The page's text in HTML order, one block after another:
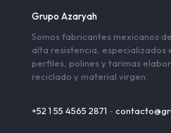
Grupo Azaryah
Somos fabricantes mexicanos
alta resistencia, especializados
perfiles, polines y tarimas
reciclado y material virgen.
+52 1 55 4565 2871 -